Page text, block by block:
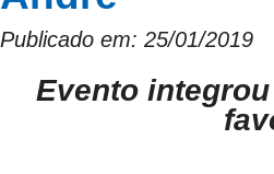
Publicado em: 25/01/2019
Evento